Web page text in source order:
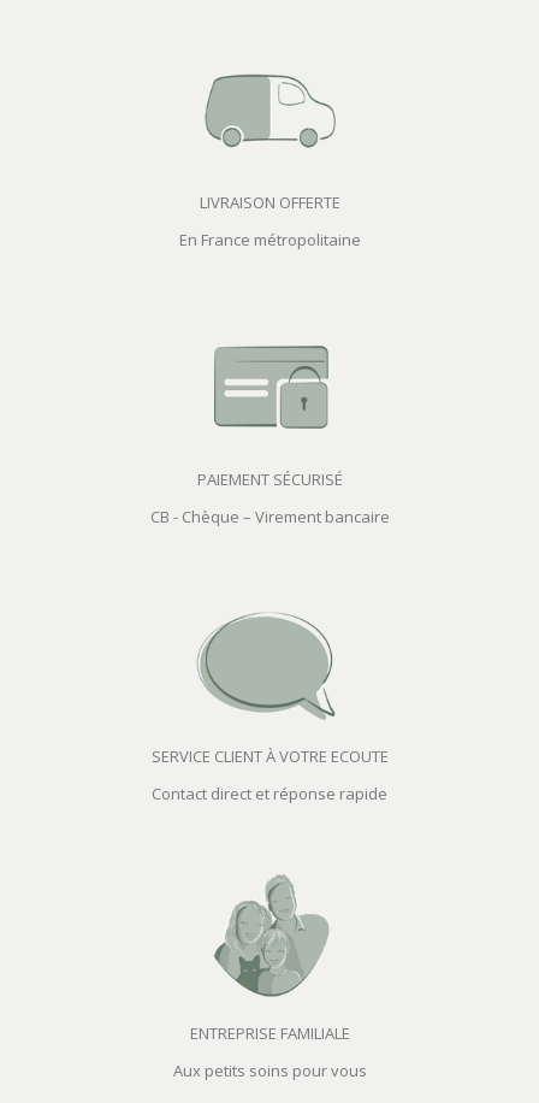
LIVRAISON OFFERTE
En France métropolitaine
PAIEMENT SÉCURISÉ
CB - Chèque – Virement bancaire
SERVICE CLIENT À VOTRE ECOUTE
Contact direct et réponse rapide
ENTREPRISE FAMILIALE
Aux petits soins pour vous